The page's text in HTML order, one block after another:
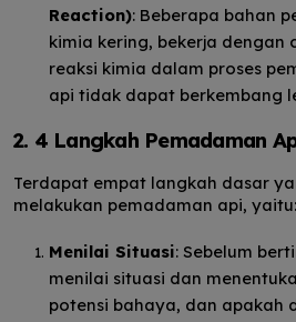
Reaction): Beberapa bahan
kimia kering, bekerja dengan
reaksi kimia dalam proses
api tidak dapat berkembang
2. 4 Langkah Pemadaman
Terdapat empat langkah dasar
melakukan pemadaman api, yaitu:
Menilai Situasi: Sebelum
menilai situasi dan
potensi bahaya, dan apakah